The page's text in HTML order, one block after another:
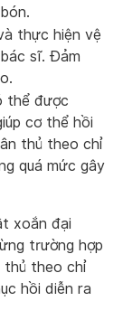
thực hiện vệ
sĩ. Đảm
thể được
cơ thể hồi
thủ theo chỉ
quá mức gây
xoắn đại
trường hợp
thủ theo chỉ
hồi diễn ra